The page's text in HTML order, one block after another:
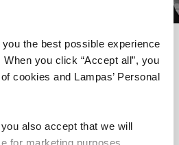
the best possible experience
you click “Accept all”, you
cookies and Lampas’ Personal
also accept that we will
for marketing purposes,
Vi sidder klar ved